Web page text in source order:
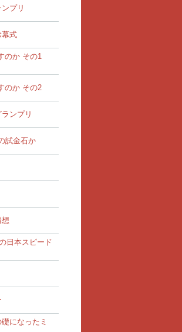
プリ
幕式
のか その1
のか その2
ンプリ
試金石か
日本スピード
になったミ